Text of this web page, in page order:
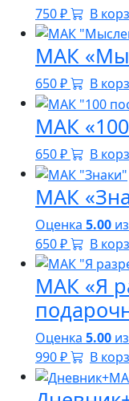
750₽ В
МАК
650₽ В
МАК
650₽ В
МАК
Оценка 5.00
650₽ В
МАК «Я
Оценка 5.00
990₽ В